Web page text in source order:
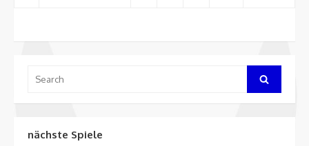
for:
Search
nächste Spiele